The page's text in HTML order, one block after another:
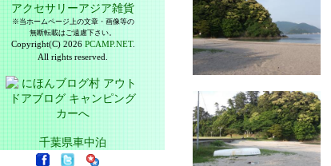
アクセサリーアジア雑貨
※当ホームページ上の文章・画像等の
無断転載はご遠慮下さい。
Copyright(C) 2026 PCAMP.NET.
All rights reserved.
千葉県車中泊